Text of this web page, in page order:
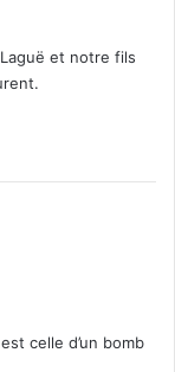
et notre fils
celle d’un bomb